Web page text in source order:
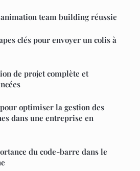
team building réussie
clés pour envoyer un colis à
de projet complète et
optimiser la gestion des
dans une entreprise en
du code-barre dans le